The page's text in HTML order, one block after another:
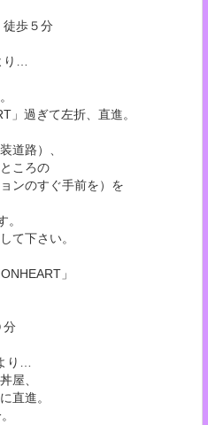
歩５分
…
」過ぎて左折、直進。
道路）、
ころの
ンのすぐ手前を）を
て下さい。
」
分
り…
屋、
直進。